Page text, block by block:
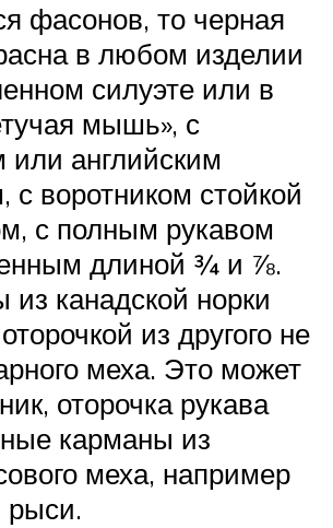
фасонов, то черная
в любом изделии
силуэте или в
мышь», с
английским
с воротником стойкой
с полным рукавом
длиной ¾ и ⅞.
канадской норки
из другого не
меха. Это может
оторочка рукава
карманы из
меха, например
рыси.